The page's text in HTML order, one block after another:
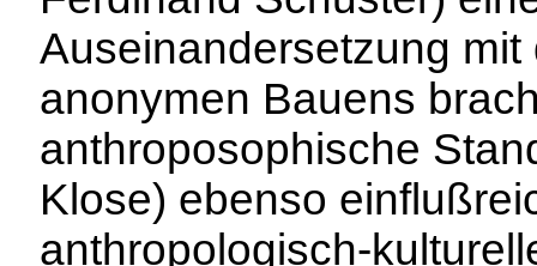
Auseinandersetzung mit
anonymen Bauens
anthroposophische
Klose) ebenso
anthropologisch-